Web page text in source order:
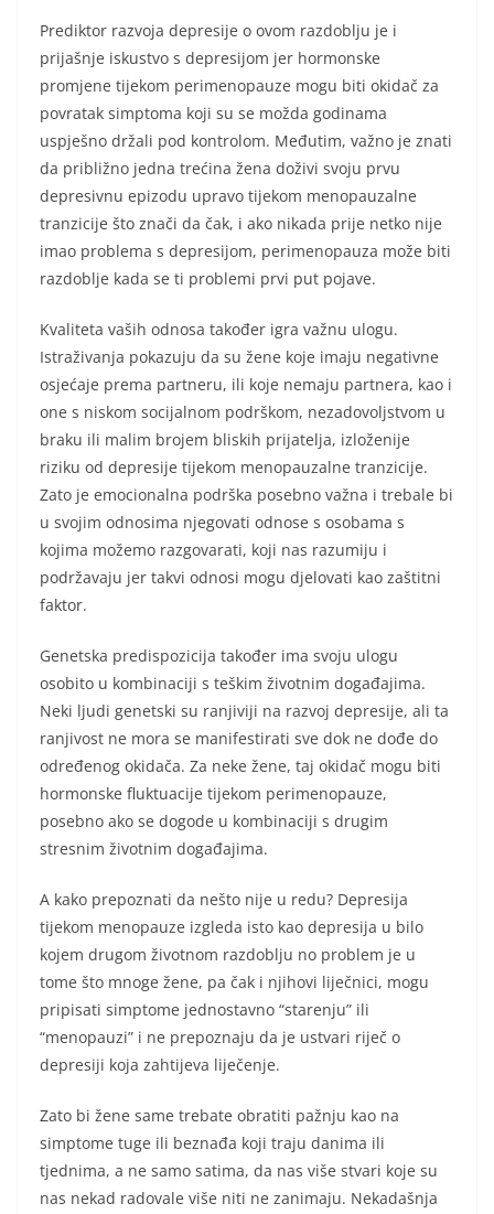
Prediktor razvoja depresije o ovom razdoblju je i
prijašnje iskustvo s depresijom jer hormonske
promjene tijekom perimenopauze mogu biti okidač za
povratak simptoma koji su se možda godinama
uspješno držali pod kontrolom. Međutim, važno je znati
da približno jedna trećina žena doživi svoju prvu
depresivnu epizodu upravo tijekom menopauzalne
tranzicije što znači da čak, i ako nikada prije netko nije
imao problema s depresijom, perimenopauza može biti
razdoblje kada se ti problemi prvi put pojave.
Kvaliteta vaših odnosa također igra važnu ulogu.
Istraživanja pokazuju da su žene koje imaju negativne
osjećaje prema partneru, ili koje nemaju partnera, kao i
one s niskom socijalnom podrškom, nezadovoljstvom u
braku ili malim brojem bliskih prijatelja, izloženije
riziku od depresije tijekom menopauzalne tranzicije.
Zato je emocionalna podrška posebno važna i trebale bi
u svojim odnosima njegovati odnose s osobama s
kojima možemo razgovarati, koji nas razumiju i
podržavaju jer takvi odnosi mogu djelovati kao zaštitni
faktor.
Genetska predispozicija također ima svoju ulogu
osobito u kombinaciji s teškim životnim događajima.
Neki ljudi genetski su ranjiviji na razvoj depresije, ali ta
ranjivost ne mora se manifestirati sve dok ne dođe do
određenog okidača. Za neke žene, taj okidač mogu biti
hormonske fluktuacije tijekom perimenopauze,
posebno ako se dogode u kombinaciji s drugim
stresnim životnim događajima.
A kako prepoznati da nešto nije u redu? Depresija
tijekom menopauze izgleda isto kao depresija u bilo
kojem drugom životnom razdoblju no problem je u
tome što mnoge žene, pa čak i njihovi liječnici, mogu
pripisati simptome jednostavno “starenju” ili
“menopauzi” i ne prepoznaju da je ustvari riječ o
depresiji koja zahtijeva liječenje.
Zato bi žene same trebate obratiti pažnju kao na
simptome tuge ili beznađa koji traju danima ili
tjednima, a ne samo satima, da nas više stvari koje su
nas nekad radovale više niti ne zanimaju. Nekadašnja